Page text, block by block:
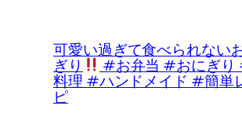
可愛い過ぎて食べられない
ぎり #お弁当 #おにぎり
料理 #ハンドメイド #簡単
ピ